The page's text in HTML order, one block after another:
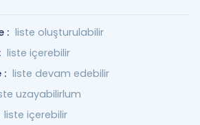
: liste oluşturulabilir
liste içerebilir
: liste devam edebilir
uzayabilirlum
liste içerebilir